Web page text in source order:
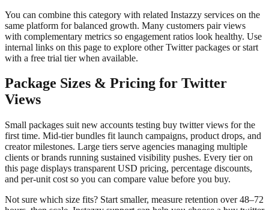
You can combine this category with related Instazzy services on the
same platform for balanced growth. Many customers pair views
with complementary metrics so engagement ratios look healthy. Use
internal links on this page to explore other Twitter packages or start
with a free trial tier when available.
Package Sizes & Pricing for Twitter
Views
Small packages suit new accounts testing buy twitter views for the
first time. Mid-tier bundles fit launch campaigns, product drops, and
creator milestones. Large tiers serve agencies managing multiple
clients or brands running sustained visibility pushes. Every tier on
this page displays transparent USD pricing, percentage discounts,
and per-unit cost so you can compare value before you buy.
Not sure which size fits? Start smaller, measure retention over 48–72